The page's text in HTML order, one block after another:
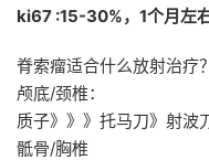
ki67 :15-30%，1个月左
脊索瘤适合什么放射治疗？
颅底/颈椎：
质子》》》托马刀》射波
骶骨/胸椎